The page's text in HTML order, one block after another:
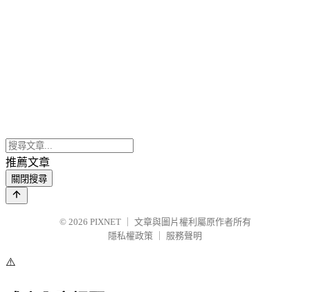
推薦文章
關閉搜尋
© 2026 PIXNET
文章與圖片權利屬原作者所有
隱私權政策
服務聲明
⚠️